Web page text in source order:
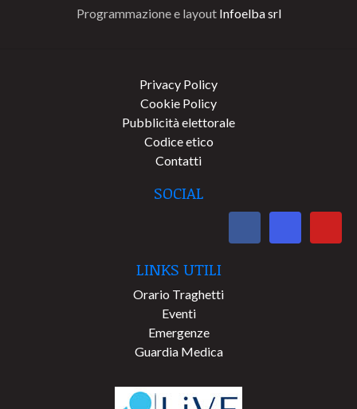
Programmazione e layout Infoelba srl
Privacy Policy
Cookie Policy
Pubblicità elettorale
Codice etico
Contatti
SOCIAL
LINKS UTILI
Orario Traghetti
Eventi
Emergenze
Guardia Medica